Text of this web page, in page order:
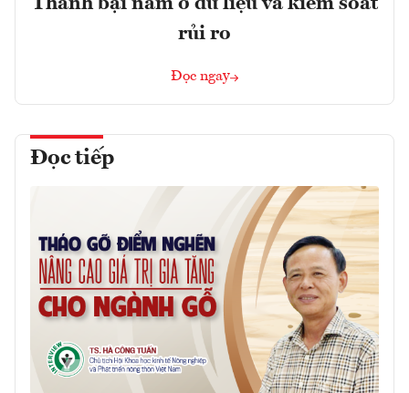
rủi ro
Đọc ngay
Đọc tiếp